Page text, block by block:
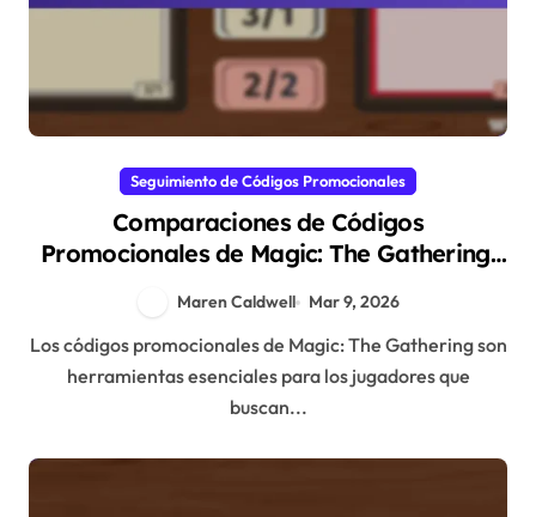
Seguimiento de Códigos Promocionales
Comparaciones de Códigos
Promocionales de Magic: The Gathering:
Opiniones de Jugadores
Maren Caldwell Mar 9, 2026
Los códigos promocionales de Magic: The Gathering son
herramientas esenciales para los jugadores que
buscan...